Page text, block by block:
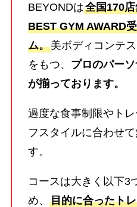
BEYONDは全国170
BEST GYM AWARD
ム。美ボディコンテ
をもつ、 プロのパー
が揃っております。
過度な食事制限やト
フスタイルに合わせ
す。
コースは大きく以下3
め、 目的に合ったト